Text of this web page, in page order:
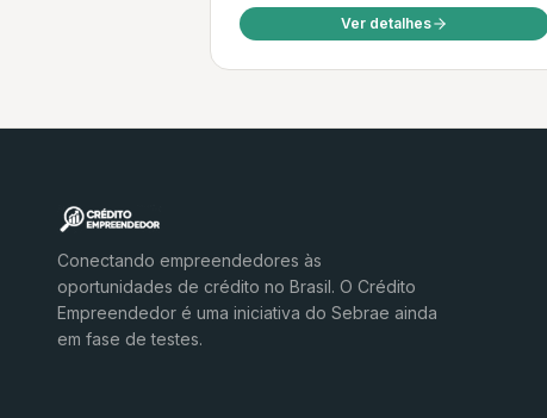
Ver detalhes
Conectando empreendedores às
oportunidades de crédito no Brasil. O Crédito
Empreendedor é uma iniciativa do Sebrae ainda
em fase de testes.